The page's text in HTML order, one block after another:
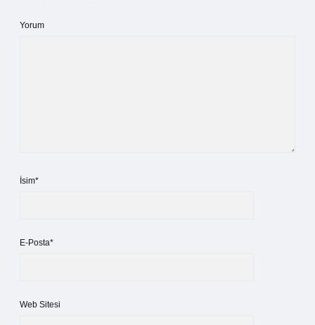
Yorum
İsim*
E-Posta*
Web Sitesi